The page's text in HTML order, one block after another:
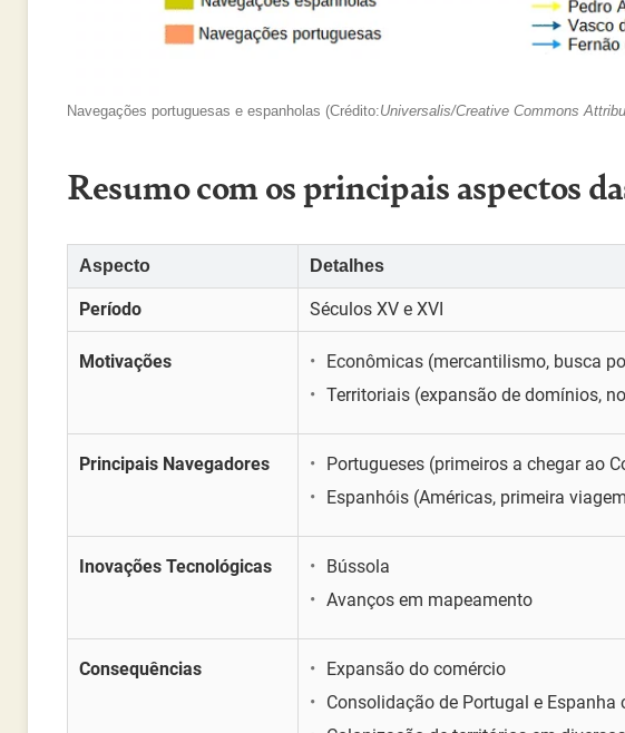
Navegações portuguesas e espanholas (Crédito:Universalis/Creative Commons
Resumo com os principais aspectos
Aspecto Detalhes
Período Séculos XV e XVI
Motivações
Econômicas (mercantilismo, busca
Territoriais (expansão de domínios,
Principais Navegadores
Portugueses (primeiros a chegar ao
Espanhóis (Américas, primeira
Inovações Tecnológicas
Bússola
Avanços em mapeamento
Consequências
Expansão do comércio
Consolidação de Portugal e